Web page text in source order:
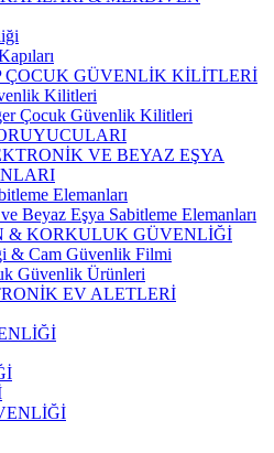
ÇOCUK GÜVENLİK KİLİTLERİ
Kilitleri
Çocuk Güvenlik Kilitleri
VE BEYAZ EŞYA
Elemanları
Beyaz Eşya Sabitleme Elemanları
& KORKULUK GÜVENLİĞİ
& Cam Güvenlik Filmi
Güvenlik Ürünleri
EV ALETLERİ